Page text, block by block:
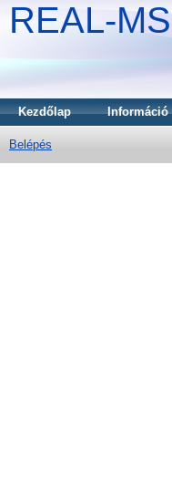
REAL-MS
Kezdőlap Információ
Belépés